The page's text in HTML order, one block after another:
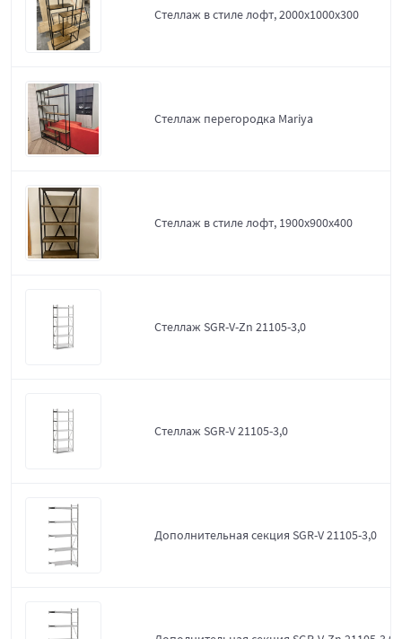
Стеллаж в стиле лофт, 2000х1000х300
Стеллаж перегородка Mariya
Стеллаж в стиле лофт, 1900х900х400
Стеллаж SGR-V-Zn 21105-3,0
Стеллаж SGR-V 21105-3,0
Дополнительная секция SGR-V 21105-3,0